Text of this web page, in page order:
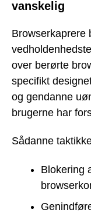
vanskelig
Browserkaprere
over berørte
specifikt
og gendanne
brugerne har
Sådanne
Blokering